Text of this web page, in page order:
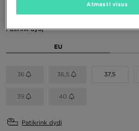
Pasirink dydį
EU
36 36,5 37,5
39 40
Patikrink dydį
Atmesti visus